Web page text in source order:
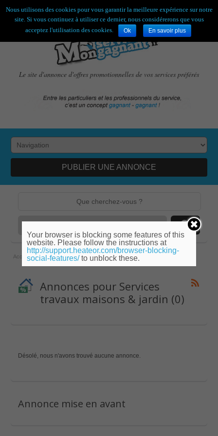
Bienvenue,visiteur ![S'enregistrer|Connexion]
Le site d'annonce d'offres promotionnelles de vos services préférés
PUBLIER UNE ANNONCE
Accueil » Pays-de-la-Loire » Mayenne » Services travaux maisons & jardin
Annonces pour Services
travaux maisons & jardin (0)
Désolé, nous n'avons trouvé aucune annonce.
Annonce mise en avant
Nous utilisons des cookies pour vous garantir la meilleure expérience sur notre
site. Si vous continuez à utiliser ce dernier, nous considérerons que vous
acceptez l'utilisation des cookies.
Ok En savoir plus
Your browser is blocking some features of this
website. Please follow the instructions at
http://support.heateor.com/browser-blocking-
social-features/to unblock these.